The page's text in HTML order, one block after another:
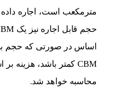
مترمکعب است، اجاره
اساس در صورتی که حجم
محاسبه خواهد شد.